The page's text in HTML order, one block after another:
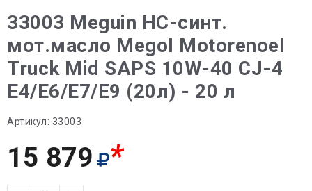
33003 Meguin НС-синт.
мот.масло Megol Motorenoel
Truck Mid SAPS 10W-40 CJ-4
E4/E6/E7/E9 (20л) - 20 л
Артикул: 33003
15 879 *